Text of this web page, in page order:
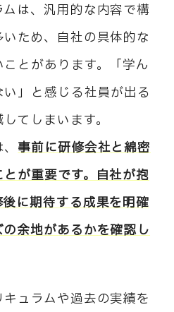
は、汎用的な内容で構
ため、自社の具体的な
とがあります。「学ん
」と感じる社員が出る
てしまいます。
、事前に研修会社と綿密
が重要です。自社が抱
に期待する成果を明確
余地があるかを確認し
ュラムや過去の実績を